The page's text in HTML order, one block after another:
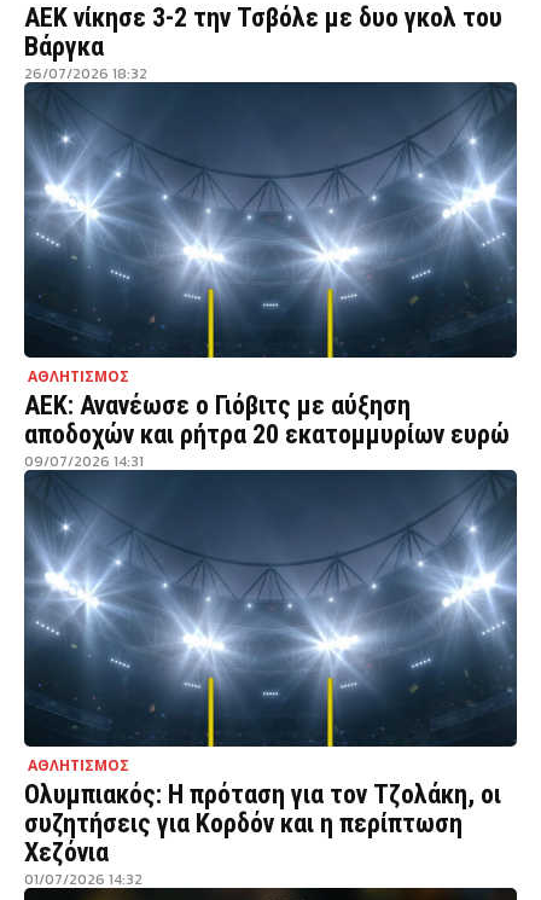
ΑΕΚ νίκησε 3-2 την Τσβόλε με δυο γκολ του
Βάργκα
26/07/2026 18:32
ΑΘΛΗΤΙΣΜΟΣ
ΑΕΚ: Ανανέωσε ο Γιόβιτς με αύξηση
αποδοχών και ρήτρα 20 εκατομμυρίων ευρώ
09/07/2026 14:31
ΑΘΛΗΤΙΣΜΟΣ
Ολυμπιακός: Η πρόταση για τον Τζολάκη, οι
συζητήσεις για Κορδόν και η περίπτωση
Χεζόνια
01/07/2026 14:32